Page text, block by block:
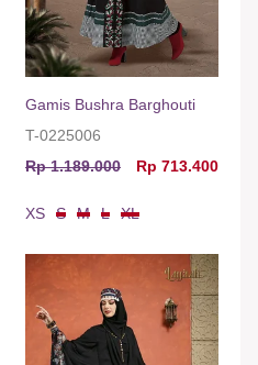
Gamis Bushra Barghouti
T-0225006
Rp 1.189.000
Rp 713.400
XS S M L XL